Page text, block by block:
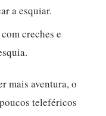
a esquiar.
creches e
mais aventura, o
teleféricos